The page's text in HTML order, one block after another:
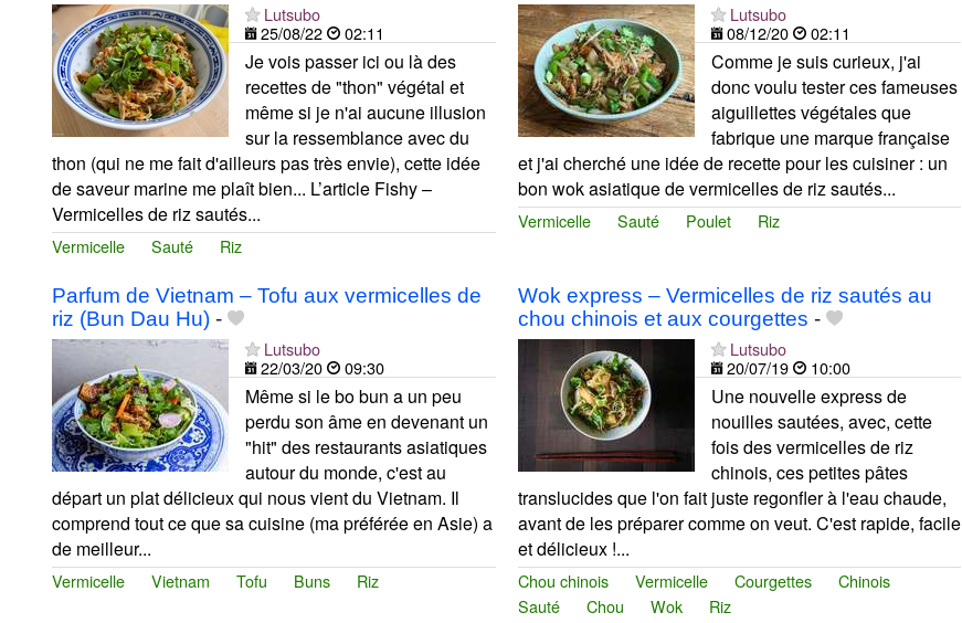
Lutsubo
25/08/22
02:11
Je vois passer ici ou là des
recettes de "thon" végétal et
même si je n'ai aucune illusion
sur la ressemblance avec du
thon (qui ne me fait d'ailleurs pas très envie), cette idée
de saveur marine me plaît bien... L’article Fishy –
Vermicelles de riz sautés...
Vermicelle Sauté Riz
Lutsubo
08/12/20
02:11
Comme je suis curieux, j'ai
donc voulu tester ces fameuses
aiguillettes végétales que
fabrique une marque française
et j'ai cherché une idée de recette pour les cuisiner : un
bon wok asiatique de vermicelles de riz sautés...
Vermicelle Sauté Poulet Riz
Parfum de Vietnam – Tofu aux vermicelles de
riz (Bun Dau Hu) -
Lutsubo
22/03/20
09:30
Même si le bo bun a un peu
perdu son âme en devenant un
"hit" des restaurants asiatiques
autour du monde, c'est au
départ un plat délicieux qui nous vient du Vietnam. Il
comprend tout ce que sa cuisine (ma préférée en Asie) a
de meilleur...
Vermicelle Vietnam Tofu Buns Riz
Wok express – Vermicelles de riz sautés au
chou chinois et aux courgettes -
Lutsubo
20/07/19
10:00
Une nouvelle express de
nouilles sautées, avec, cette
fois des vermicelles de riz
chinois, ces petites pâtes
translucides que l'on fait juste regonfler à l'eau chaude,
avant de les préparer comme on veut. C'est rapide, facile
et délicieux !...
Chou chinois Vermicelle Courgettes
Chinois
Sauté
Chou Wok Riz